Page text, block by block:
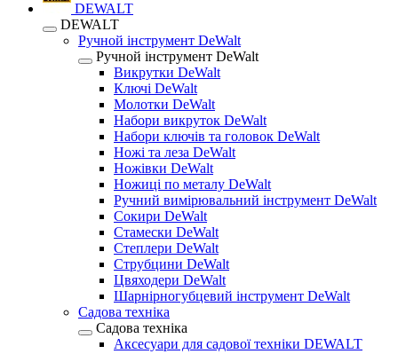
DEWALT
DEWALT
Ручной інструмент DeWalt
Ручной інструмент DeWalt
Викрутки DeWalt
Ключі DeWalt
Молотки DeWalt
Набори викруток DeWalt
Набори ключів та головок DeWalt
Ножі та леза DeWalt
Ножівки DeWalt
Ножиці по металу DeWalt
Ручний вимірювальний інструмент DeWalt
Сокири DeWalt
Стамески DeWalt
Степлери DeWalt
Струбцини DeWalt
Цвяходери DeWalt
Шарнірногубцевий інструмент DeWalt
Садова техніка
Садова техніка
Аксесуари для садової техніки DEWALT